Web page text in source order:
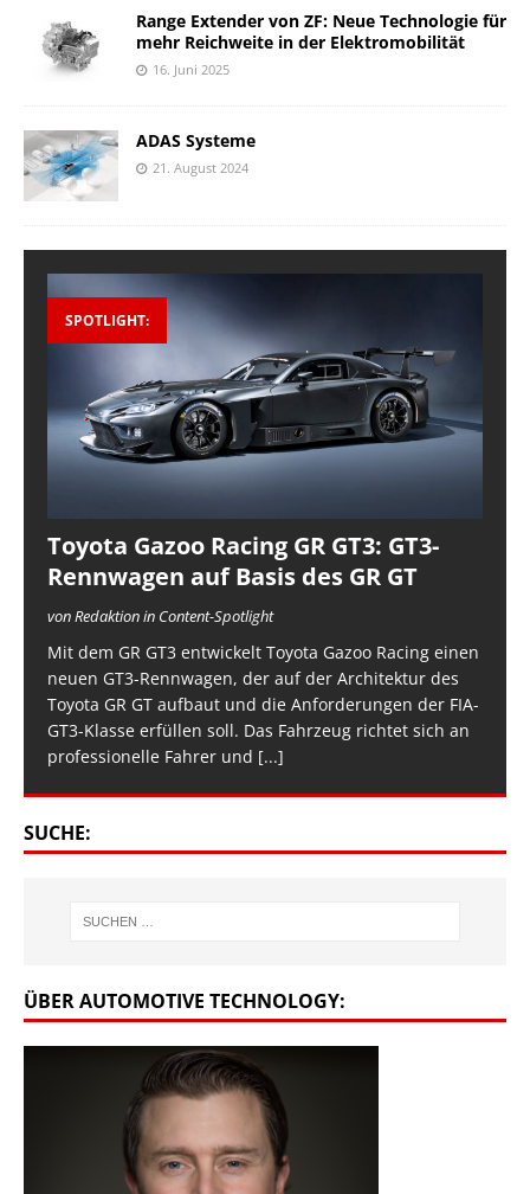
Range Extender von ZF: Neue Technologie für
mehr Reichweite in der Elektromobilität
16. Juni 2025
ADAS Systeme
21. August 2024
SPOTLIGHT:
Toyota Gazoo Racing GR GT3: GT3-
Rennwagen auf Basis des GR GT
von Redaktion in Content-Spotlight
Mit dem GR GT3 entwickelt Toyota Gazoo Racing einen
neuen GT3-Rennwagen, der auf der Architektur des
Toyota GR GT aufbaut und die Anforderungen der FIA-
GT3-Klasse erfüllen soll. Das Fahrzeug richtet sich an
professionelle Fahrer und [...]
SUCHE:
ÜBER AUTOMOTIVE TECHNOLOGY: